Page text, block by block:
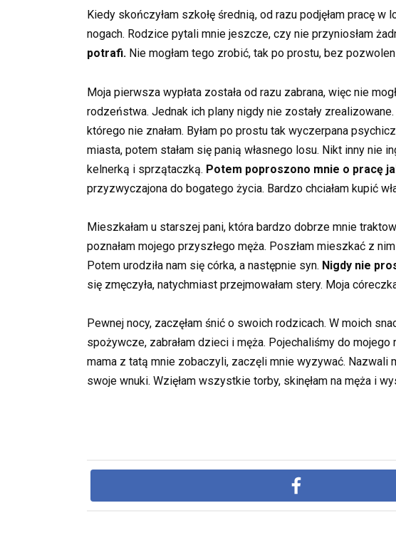
Kiedy skończyłam szkołę średnią, od razu podjęłam pracę
nogach. Rodzice pytali mnie jeszcze, czy nie przyniosłam
potrafi. Nie mogłam tego zrobić, tak po prostu, bez
Moja pierwsza wypłata została od razu zabrana, więc nie
rodzeństwa. Jednak ich plany nigdy nie zostały
którego nie znałam. Byłam po prostu tak wyczerpana
miasta, potem stałam się panią własnego losu. Nikt inny nie
kelnerką i sprzątaczką. Potem poproszono mnie o pracę
przyzwyczajona do bogatego życia. Bardzo chciałam kupić
Mieszkałam u starszej pani, która bardzo dobrze mnie
poznałam mojego przyszłego męża. Poszłam mieszkać z
Potem urodziła nam się córka, a następnie syn. Nigdy nie
się zmęczyła, natychmiast przejmowałam stery. Moja
Pewnej nocy, zaczęłam śnić o swoich rodzicach. W moich
spożywcze, zabrałam dzieci i męża. Pojechaliśmy do
mama z tatą mnie zobaczyli, zaczęli mnie wyzywać. Nazwali
swoje wnuki. Wzięłam wszystkie torby, skinęłam na męża i